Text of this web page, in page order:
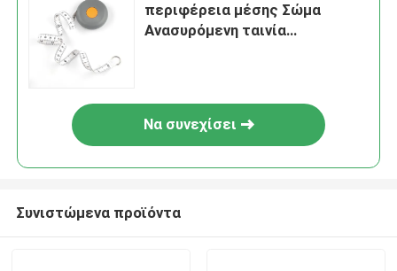
περιφέρεια μέσης Σώμα
Ανασυρόμενη ταινία
Να συνεχίσει
Συνιστώμενα προϊόντα